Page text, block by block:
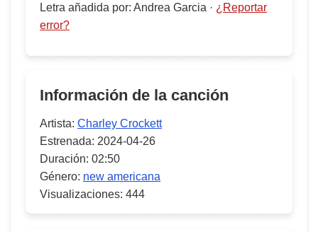
Letra añadida por: Andrea Garcia · ¿Reportar
error?
Información de la canción
Artista: Charley Crockett
Estrenada: 2024-04-26
Duración: 02:50
Género: new americana
Visualizaciones: 444